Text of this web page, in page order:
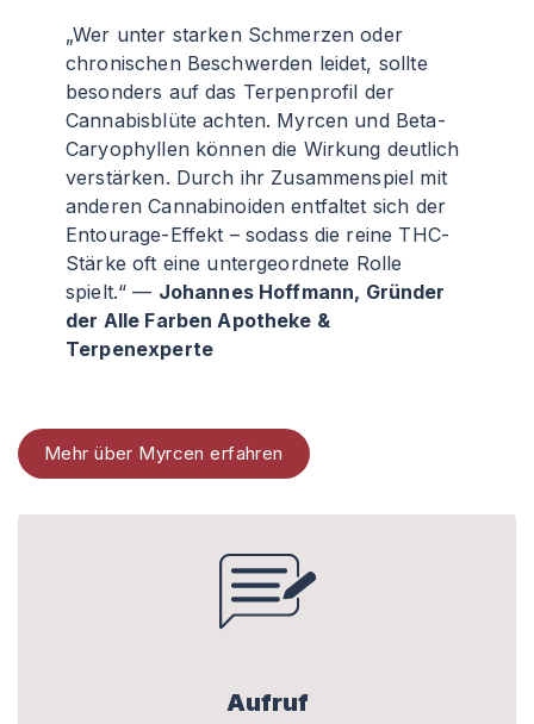
„Wer unter starken Schmerzen oder
chronischen Beschwerden leidet, sollte
besonders auf das Terpenprofil der
Cannabisblüte achten. Myrcen und Beta-
Caryophyllen können die Wirkung deutlich
verstärken. Durch ihr Zusammenspiel mit
anderen Cannabinoiden entfaltet sich der
Entourage-Effekt – sodass die reine THC-
Stärke oft eine untergeordnete Rolle
spielt.“ — Johannes Hoffmann, Gründer
der Alle Farben Apotheke &
Terpenexperte
Mehr über Myrcen erfahren
Aufruf